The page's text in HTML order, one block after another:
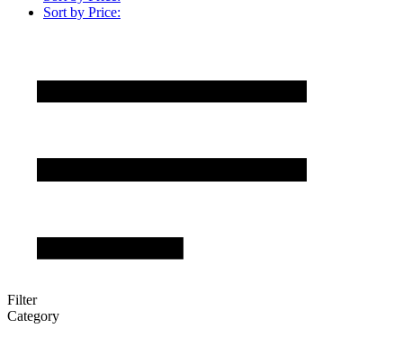
Sort by Price:
Filter
Category